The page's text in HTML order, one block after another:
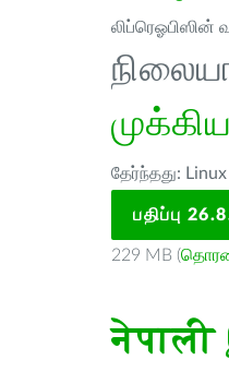
லிப்ரெஓபிஸின்
முக்கிய
தேர்ந்தது:
பதிப்பு
229 MB (
नेपाली